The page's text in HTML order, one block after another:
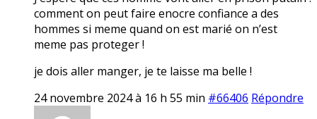
comment on peut faire enocre confiance a des
hommes si meme quand on est marié on n’est
meme pas proteger !
je dois aller manger, je te laisse ma belle !
24 novembre 2024 à 16 h 55 min #66406 Répondre